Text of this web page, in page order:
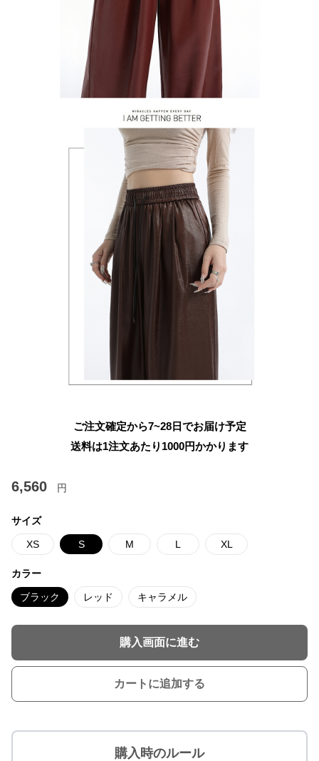
ご注文確定から7~28日でお届け予定
送料は1注文あたり 1000円かかります
6,560 円
サイズ
XS S M L XL
カラー
ブラック レッド キャラメル
購入画面に進む
カートに追加する
購入時のルール